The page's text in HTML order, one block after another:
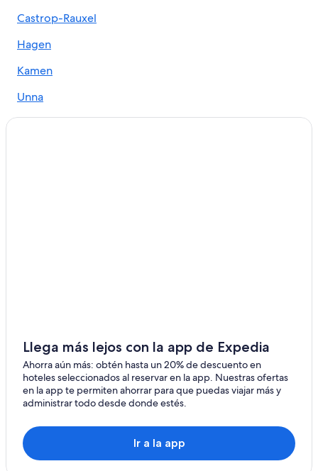
Hostales en Estación de tren
Castrop-Rauxel
Hagen
Kamen
Unna
Luenen
Llega más lejos con la app de Expedia
Ahorra aún más: obtén hasta un 20% de descuento en
hoteles seleccionados al reservar en la app. Nuestras ofertas
en la app te permiten ahorrar para que puedas viajar más y
administrar todo desde donde estés.
Ir a la app